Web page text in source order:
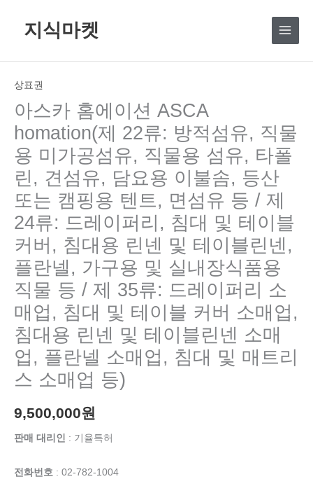
로
지식마켓
상표권
아스카 홈에이션 ASCA
homation(제 22류: 방적섬유, 직물
용 미가공섬유, 직물용 섬유, 타폴
린, 견섬유, 담요용 이불솜, 등산
또는 캠핑용 텐트, 면섬유 등 / 제
24류: 드레이퍼리, 침대 및 테이블
커버, 침대용 린넨 및 테이블린넨,
플란넬, 가구용 및 실내장식품용
직물 등 / 제 35류: 드레이퍼리 소
매업, 침대 및 테이블 커버 소매업,
침대용 린넨 및 테이블린넨 소매
업, 플란넬 소매업, 침대 및 매트리
스 소매업 등)
9,500,000원
판매 대리인 : 기율특허
전화번호 : 02-782-1004